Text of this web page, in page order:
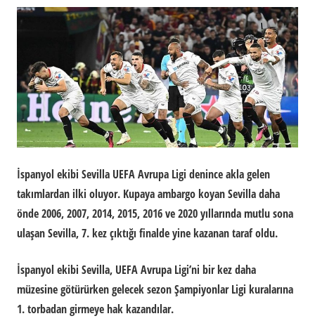
İspanyol ekibi Sevilla UEFA Avrupa Ligi denince akla gelen
takımlardan ilki oluyor. Kupaya ambargo koyan Sevilla daha
önde 2006, 2007, 2014, 2015, 2016 ve 2020 yıllarında mutlu sona
ulaşan Sevilla, 7. kez çıktığı finalde yine kazanan taraf oldu.
İspanyol ekibi Sevilla, UEFA Avrupa Ligi’ni bir kez daha
müzesine götürürken gelecek sezon Şampiyonlar Ligi kuralarına
1. torbadan girmeye hak kazandılar.